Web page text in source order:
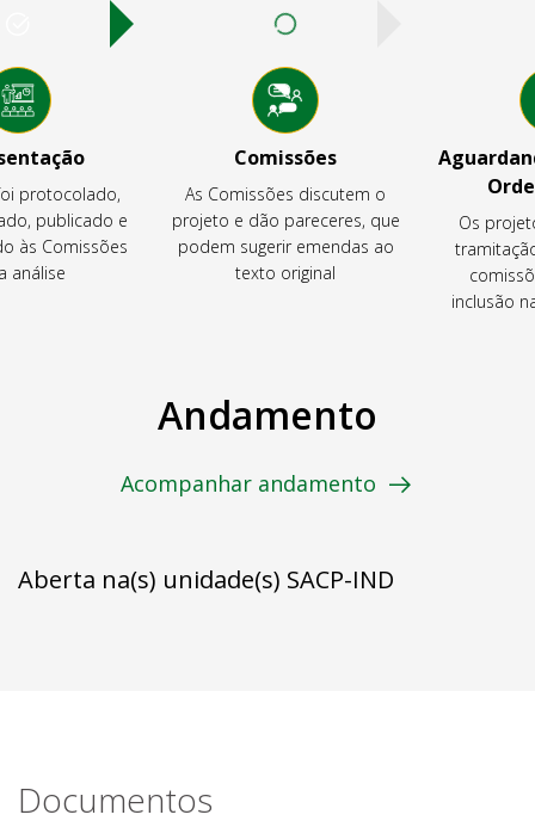
protocolado,
publicado e
às Comissões
análise
Comissões
As Comissões discutem o
projeto e dão pareceres, que
podem sugerir emendas ao
texto original
Os
inclusão
Andamento
Acompanhar andamento
Aberta na(s) unidade(s) SACP-IND
Documentos